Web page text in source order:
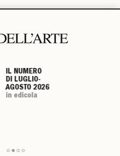
IL NUMERO
DI LUGLIO-
AGOSTO 2026
in edicola
IL NUMERO
DI LUGLIO-
AGOSTO 2026
in edicola
IL NUMERO
DI LUGLIO-
AGOSTO 2026
in edicola
IL NUMERO
DI LUGLIO-
AGOSTO 2026
in edicola